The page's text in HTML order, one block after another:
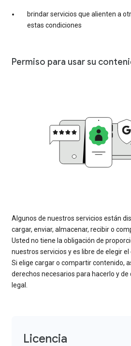
brindar servicios que alienten a
estas condiciones
Permiso para usar su
Algunos de nuestros servicios están
cargar, enviar, almacenar, recibir o
Usted no tiene la obligación de
nuestros servicios y es libre de elegir
Si elige cargar o compartir contenido,
derechos necesarios para hacerlo y
legal.
Licencia